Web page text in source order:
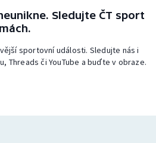
Sledujte ČT sport
sportovní události. Sledujte nás i
Threads či YouTube a buďte v obraze.